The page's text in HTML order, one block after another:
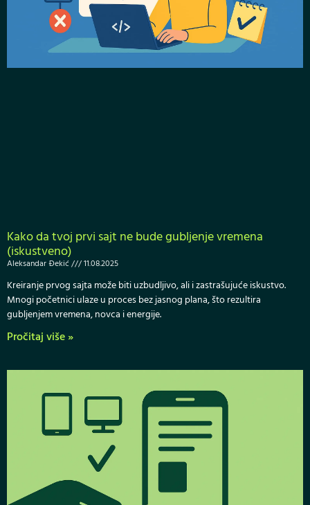
Kako da tvoj prvi sajt ne bude gubljenje vremena
(iskustveno)
Aleksandar Đekić 11.08.2025
Kreiranje prvog sajta može biti uzbudljivo, ali i zastrašujuće iskustvo.
Mnogi početnici ulaze u proces bez jasnog plana, što rezultira
gubljenjem vremena, novca i energije.
Pročitaj više »